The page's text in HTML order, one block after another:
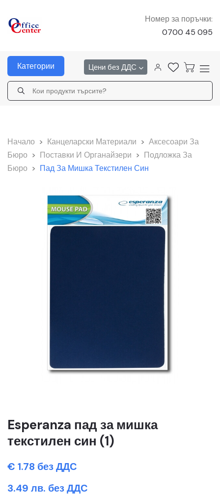
Номер за поръчки:
0700 45 095
Категории Цени без ДДС
Начало > Канцеларски Материали > Аксесоари За
Бюро > Поставки И Органайзери > Подложка За
Бюро > Пад За Мишка Текстилен Син
Esperanza пад за мишка
текстилен син (1)
€ 1.78 без ДДС
3.49 лв. без ДДС